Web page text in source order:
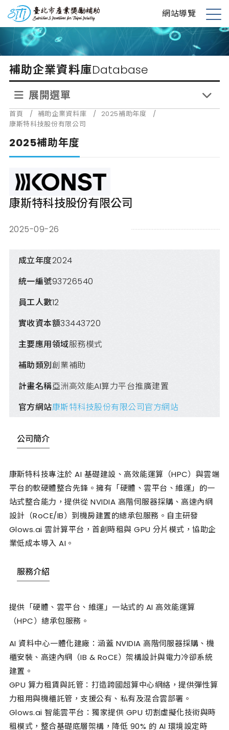
到
內
台北市產業獎勵補助 網站導覽
展
單
補助企業資料庫Database
展開選單
首頁 / 補助企業資料庫 / 2025補助年度
/
康斯特科技股份有限公司
2025補助年度
康斯特科技股份有限公司
2025-09-26
成立年度2024
統一編號93726540
員工人數12
實收資本額33443720
主要應用領域服務模式
補助類別創業補助
計畫名稱亞洲高效能AI算力平台推廣建置
官方網站康斯特科技股份有限公司官方網站
公司簡介
康斯特科技專注於 AI 基礎建設、高效能運算（HPC）與雲端
平台的軟硬體整合先鋒。擁有「硬體、雲平台、維運」的一
站式整合能力，提供從 NVIDIA 高階伺服器採購、高速內網
設計（RoCE/IB）到機房建置的總承包服務。自主研發
Glows.ai 雲計算平台，首創時租與 GPU 分片模式，協助企
業低成本導入 AI。
服務介紹
提供「硬體、雲平台、維運」一站式的 AI 高效能運算
（HPC）總承包服務。
AI 資料中心一體化建廠：涵蓋 NVIDIA 高階伺服器採購、機
櫃安裝、高速內網（IB & RoCE）架構設計與電力冷卻系統
建置。
GPU 算力租賃與託管：打造跨國超算中心網絡，提供彈性算
力租用與機櫃託管，支援公有、私有及混合雲部署。
Glows.ai 智能雲平台：獨家提供 GPU 切割虛擬化技術與時
租模式，整合基礎底層架構，降低 90% 的 AI 環境設定時